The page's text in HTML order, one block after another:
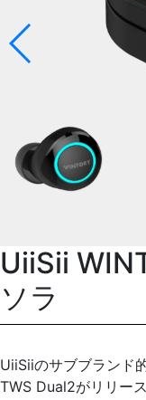
UiiSii
ソラ
UiiSiiのサブブランド
TWS Dual2がリリース